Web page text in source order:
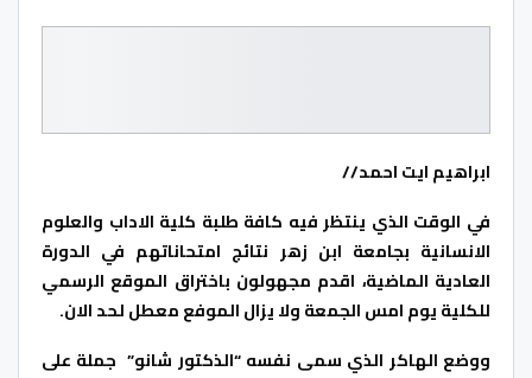
ابراهيم ايت احمد//
في الوقت الذي ينتظر فيه كافة طلبة كلية الاداب والعلوم
الانسانية بجامعة ابن زهر نتائج امتحاناتهم في الدورة
العادية الماضية، اقدم مجهولون باختراق الموقع الرسمي
للكلية يوم امس الجمعة ولا يزال الموفع معطل لحد الان.
ووضع الهاكر الذي سمى نفسه “الذكتور شانو” جملة على